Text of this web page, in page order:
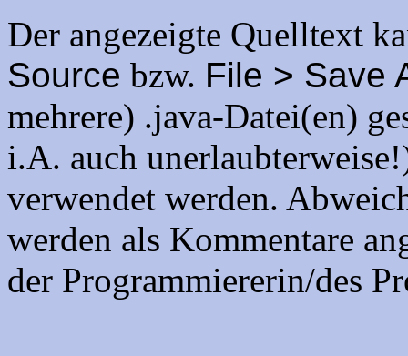
Der angezeigte Quelltext
Source bzw. File > Save
mehrere) .java-Datei(en)
i.A. auch
verwendet werden.
werden als Kommentare
der Programmiererin/des